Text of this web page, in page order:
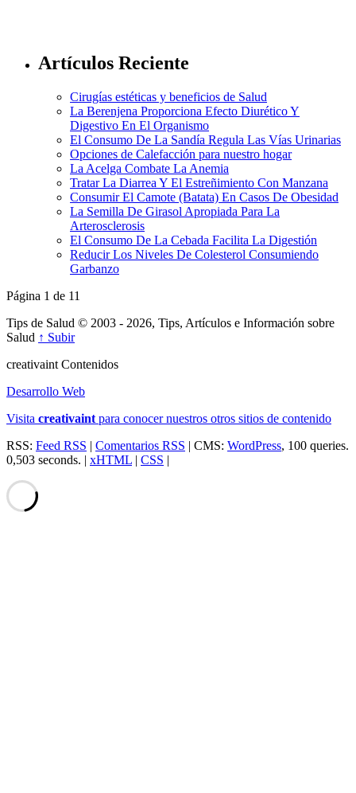
Artículos Reciente
Cirugías estéticas y beneficios de Salud
La Berenjena Proporciona Efecto Diurético Y
Digestivo En El Organismo
El Consumo De La Sandía Regula Las Vías Urinarias
Opciones de Calefacción para nuestro hogar
La Acelga Combate La Anemia
Tratar La Diarrea Y El Estreñimiento Con Manzana
Consumir El Camote (Batata) En Casos De Obesidad
La Semilla De Girasol Apropiada Para La
Arterosclerosis
El Consumo De La Cebada Facilita La Digestión
Reducir Los Niveles De Colesterol Consumiendo
Garbanzo
Página 1 de 11
Tips de Salud © 2003 - 2026, Tips, Artículos e Información sobre
Salud ↑ Subir
creativaint Contenidos
Desarrollo Web
Visita creativaint para conocer nuestros otros sitios de contenido
RSS: Feed RSS | Comentarios RSS | CMS: WordPress, 100 queries.
0,503 seconds. | xHTML | CSS |